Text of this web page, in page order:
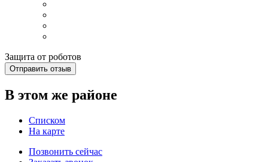
Защита от роботов
Отправить отзыв
В этом же районе
Списком
На карте
Позвонить сейчас